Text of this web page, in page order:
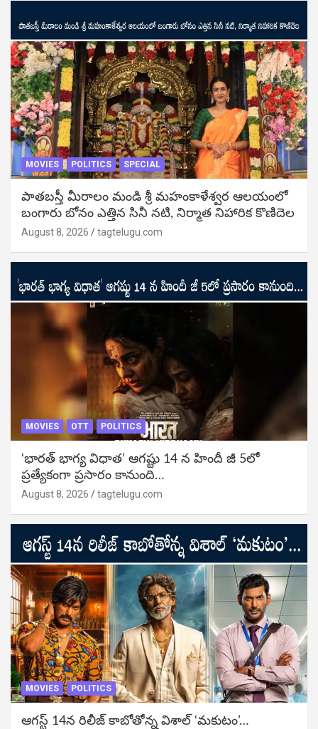
MOVIES POLITICS SPECIAL
పాతబస్తీ మీరాలం మండి శ్రీ మహంకాళేశ్వర ఆలయంలో
బంగారు బోనం ఎత్తిన సినీ నటి, నిర్మాత నిహారిక కొణిదెల
August 8, 2026 tagtelugu.com
MOVIES OTT POLITICS
‘భారత్ భాగ్య విధాత’ ఆగష్టు 14 న హిందీ జీ 5లో
ప్రత్యేకంగా ప్రసారం కానుంది…
August 8, 2026 tagtelugu.com
MOVIES POLITICS
ఆగస్ట్ 14న రిలీజ్ కాబోతోన్న విశాల్ ‘మకుటం’…